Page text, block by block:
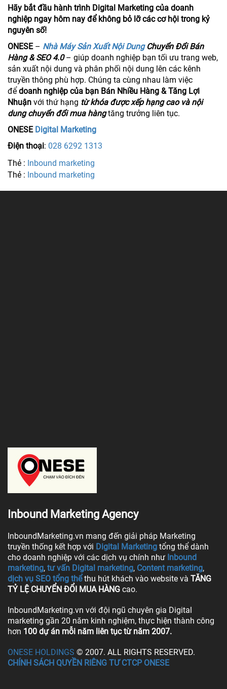
Hãy bắt đầu hành trình Digital Marketing của doanh
nghiệp ngay hôm nay để không bỏ lỡ các cơ hội trong kỷ
nguyên số!
ONESE– Nhà Máy Sản Xuất Nội DungChuyển Đổi Bán
Hàng & SEO 4.0– giúp doanh nghiệp bạn tối ưu trang web,
sản xuất nội dung và phân phối nội dung lên các kênh
truyền thông phù hợp. Chúng ta cùng nhau làm việc
để doanh nghiệp của bạn Bán Nhiều Hàng & Tăng Lợi
Nhuận với thứ hạng từ khóa được xếp hạng cao và nội
dung chuyển đổi mua hàngtăng trưởng liên tục.
ONESE Digital Marketing
Điện thoại: 028 6292 1313
Thẻ : Inbound marketing
Thẻ : Inbound marketing
Inbound Marketing Agency
InboundMarketing.vn mang đến giải pháp Marketing
truyền thống kết hợp với Digital Marketing tổng thể dành
cho doanh nghiệp với các dịch vụ chính như Inbound
marketing, tư vấn Digital marketing, Content marketing,
dịch vụ SEO tổng thể thu hút khách vào website và TĂNG
TỶ LỆ CHUYỂN ĐỔI MUA HÀNG cao.
InboundMarketing.vn với đội ngũ chuyên gia Digital
marketing gần 20 năm kinh nghiệm, thực hiện thành công
hơn 100 dự án mỗi năm liên tục từ năm 2007.
ONESE HOLDINGS © 2007. ALL RIGHTS RESERVED.
CHÍNH SÁCH QUYỀN RIÊNG TƯ CTCP ONESE